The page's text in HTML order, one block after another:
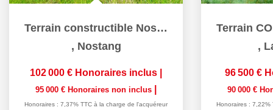
Terrain constructible Nostang 625 m2
, Nostang
102 000 € Honoraires inclus
95 000 € Honoraires non inclus
Honoraires : 7,37% TTC à la charge de l'acquéreur
,
96 500 €
90 000 €
Honoraires : 7,22%